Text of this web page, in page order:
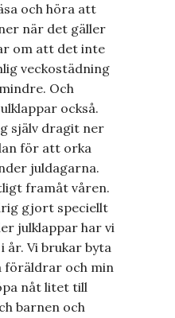
och höra att
när det gäller
om att det inte
veckostädning
Och
också.
själv dragit ner
för att orka
juldagarna.
framåt våren.
gjort speciellt
julklappar har vi
Vi brukar byta
föräldrar och min
nåt litet till
barnen och